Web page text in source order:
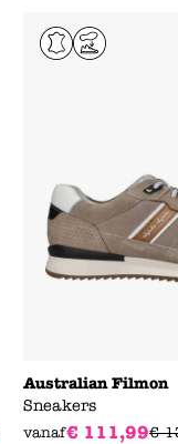
Australian Filmon
Sneakers
vanaf€ 111,99€